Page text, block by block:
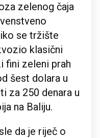
zelenog čaja
se tržište
klasični
fini zeleni prah
šest dolara u
za 250 denara u
na Baliju.
da je riječ o